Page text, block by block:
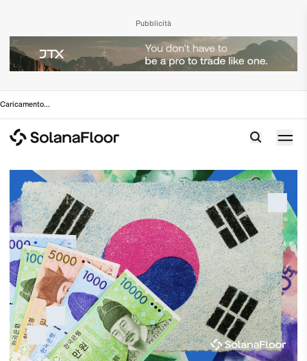
Pubblicità
Caricamento...